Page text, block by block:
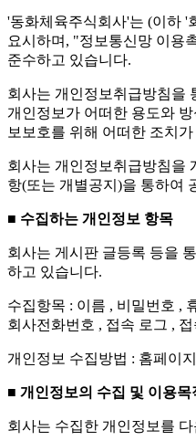
'동화체육주식회사'는 (이하 '
요시하며, "정보통신망 이용
준수하고 있습니다.
회사는 개인정보취급방침을
개인정보가 어떠한 용도와
보보호를 위해 어떠한 조치
회사는 개인정보취급방침을
항(또는 개별공지)을 통하여
■ 수집하는 개인정보 항목
회사는 게시판 글등록 등을
하고 있습니다.
수집항목 : 이름 , 비밀번호 ,
회사전화번호 , 접속 로그 ,
개인정보 수집방법 : 홈페이
■ 개인정보의 수집 및 이용목
회사는 수집한 개인정보를